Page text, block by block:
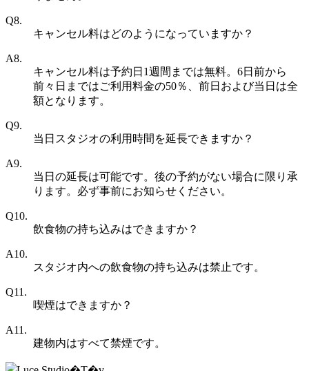
Q8.
キャンセル料はどのようになっていますか？
A8.
キャンセル料は予約日1週間までは無料。6日前から
前々日まではご利用料金の50％、前日および当日は全
額となります。
Q9.
当日スタジオの利用時間を延長できますか？
A9.
当日の延長は可能です。後の予約がない場合に限り承
ります。必ず事前にお知らせください。
Q10.
飲食物の持ち込みはできますか？
A10.
スタジオ内への飲食物の持ち込みは禁止です。
Q11.
喫煙はできますか？
A11.
建物内はすべて禁煙です。